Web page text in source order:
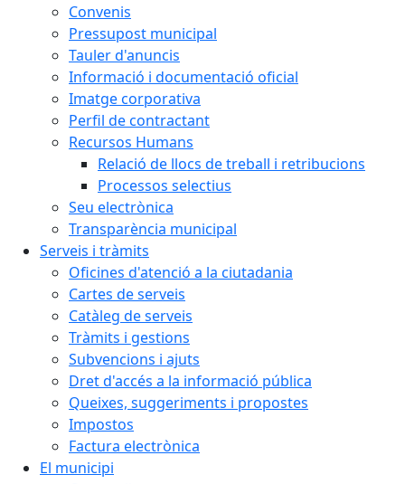
Convenis
Pressupost municipal
Tauler d'anuncis
Informació i documentació oficial
Imatge corporativa
Perfil de contractant
Recursos Humans
Relació de llocs de treball i retribucions
Processos selectius
Seu electrònica
Transparència municipal
Serveis i tràmits
Oficines d'atenció a la ciutadania
Cartes de serveis
Catàleg de serveis
Tràmits i gestions
Subvencions i ajuts
Dret d'accés a la informació pública
Queixes, suggeriments i propostes
Impostos
Factura electrònica
El municipi